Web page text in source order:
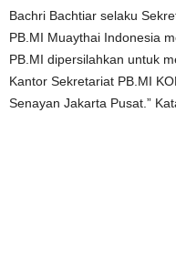
Bachri Bachtiar selaku
PB.MI Muaythai Indonesia
PB.MI dipersilahkan untuk
Kantor Sekretariat PB.MI
Senayan Jakarta Pusat.”